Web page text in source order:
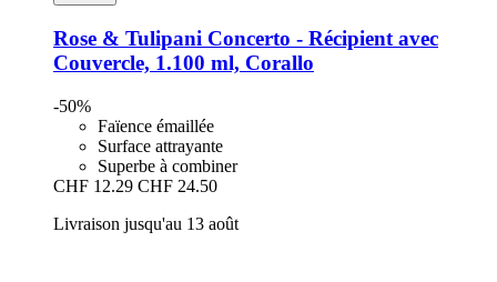
Rose & Tulipani Concerto -​ Récipient avec
Couvercle, 1.100 ml, Corallo
-50%
Faïence émaillée
Surface attrayante
Superbe à combiner
CHF 12.29 CHF 24.50
Livraison jusqu'au 13 août